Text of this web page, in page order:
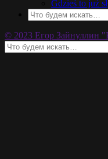
Gdzieś to już
© 2023 Егор Зайнуллин